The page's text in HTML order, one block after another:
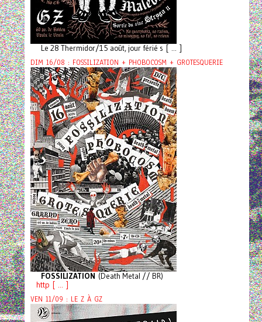
Le 28 Thermidor/15 août, jour férié s [ ... ]
DIM 16/08 : FOSSILIZATION + PHOBOCOSM + GROTESQUERIE
FOSSILIZATION (Death Metal // BR)
http [ ... ]
VEN 11/09 : LE Z À GZ